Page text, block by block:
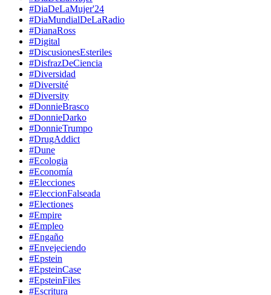
#DiaDeLaMujer'24
#DiaMundialDeLaRadio
#DianaRoss
#Digital
#DiscusionesEsteriles
#DisfrazDeCiencia
#Diversidad
#Diversité
#Diversity
#DonnieBrasco
#DonnieDarko
#DonnieTrumpo
#DrugAddict
#Dune
#Ecologia
#Economía
#Elecciones
#EleccionFalseada
#Electiones
#Empire
#Empleo
#Engaño
#Envejeciendo
#Epstein
#EpsteinCase
#EpsteinFiles
#Escritura